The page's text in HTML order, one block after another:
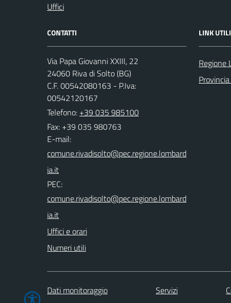
Uffici
CONTATTI
Via Papa Giovanni XXIII, 22
24060 Riva di Solto (BG)
C.F. 00542080163 - P.Iva:
00542120167
Telefono: +39 035 985100
Fax: +39 035 980763
E-mail:
PEC:
Uffici e orari
Numeri utili
LINK UTILI
Regione
Dati monitoraggio Servizi